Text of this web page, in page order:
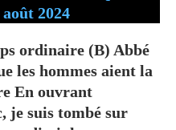
ordinaire (B) Abbé
les hommes aient la
En ouvrant
je suis tombé sur